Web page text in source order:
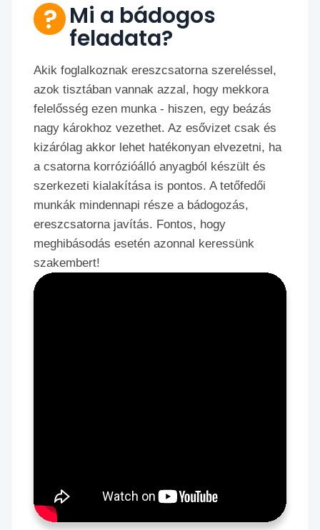
Mi a bádogos
feladata?
Akik foglalkoznak ereszcsatorna szereléssel,
azok tisztában vannak azzal, hogy mekkora
felelősség ezen munka - hiszen, egy beázás
nagy károkhoz vezethet. Az esővizet csak és
kizárólag akkor lehet hatékonyan elvezetni, ha
a csatorna korrózióálló anyagból készült és
szerkezeti kialakítása is pontos. A tetőfedői
munkák mindennapi része a bádogozás,
ereszcsatorna javítás. Fontos, hogy
meghibásodás esetén azonnal keressünk
szakembert!